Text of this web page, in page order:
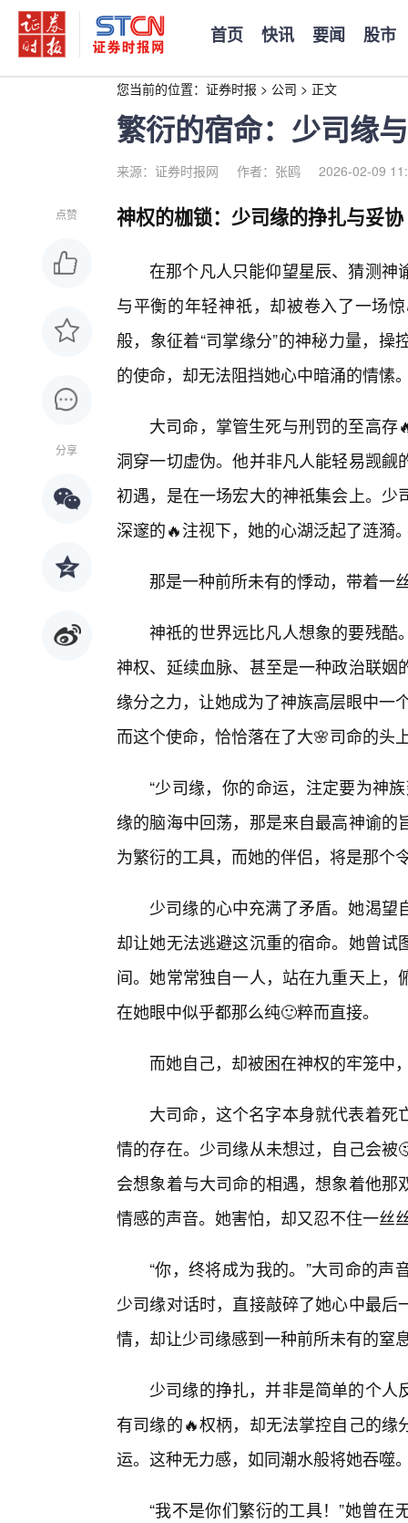
首页 快讯 要闻 股市
您当前的位置： 证券时报 > 公司 > 正文
繁衍的宿命：少司缘
来源：证券时报网 作者：张鸥 2026-02-09
点赞
分享
神权的枷锁：少司缘的挣扎与妥协
在那个凡人只能仰望星辰、猜测神
与平衡的年轻神祇，却被卷入了一场
般，象征着“司掌缘分”的神秘力量，
的使命，却无法阻挡她心中暗涌的情愫
大司命，掌管生死与刑罚的至高
洞穿一切虚伪。他并非凡人能轻易觊
初遇，是在一场宏大的神祇集会上。
深邃的🔥注视下，她的心湖泛起了涟漪
那是一种前所未有的悸动，带着一
神祇的世界远比凡人想象的要残酷
神权、延续血脉、甚至是一种政治联
缘分之力，让她成为了神族高层眼中一
而这个使命，恰恰落在了大🌸司命的头
“少司缘，你的命运，注定要为神
缘的脑海中回荡，那是来自最高神谕
为繁衍的工具，而她的伴侣，将是那个
少司缘的心中充满了矛盾。她渴
却让她无法逃避这沉重的宿命。她曾
间。她常常独自一人，站在九重天上
在她眼中似乎都那么纯🙂粹而直接。
而她自己，却被困在神权的牢笼中
大司命，这个名字本身就代表着
情的存在。少司缘从未想过，自己会
会想象着与大司命的相遇，想象着他
情感的声音。她害怕，却又忍不住一丝
“你，终将成为我的。”大司命的
少司缘对话时，直接敲碎了她心中最
情，却让少司缘感到一种前所未有的窒
少司缘的挣扎，并非是简单的个
有司缘的🔥权柄，却无法掌控自己的
运。这种无力感，如同潮水般将她吞噬
“我不是你们繁衍的工具！”她曾